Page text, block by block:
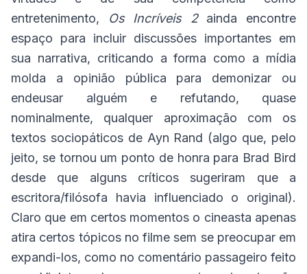
entretenimento,
Os Incríveis 2ainda encontre
espaço para incluir discussões importantes em
sua narrativa, criticando a forma como a mídia
molda a opinião pública para demonizar ou
endeusar alguém e refutando, quase
nominalmente, qualquer aproximação com os
textos sociopáticos de Ayn Rand (algo que, pelo
jeito, se tornou um ponto de honra para Brad Bird
desde que alguns críticos sugeriram que a
escritora/filósofa havia influenciado o original).
Claro que em certos momentos o cineasta apenas
atira certos tópicos no filme sem se preocupar em
expandi-los, como no comentário passageiro feito